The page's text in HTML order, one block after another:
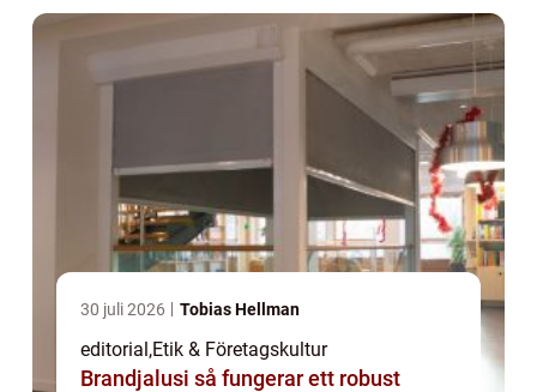
30 juli 2026 Tobias Hellman
editorial,Etik & Företagskultur
Brandjalusi så fungerar ett robust